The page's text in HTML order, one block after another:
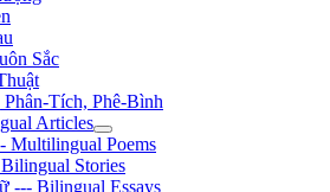
Sắc
Tích, Phê-Bình
Articles
Multilingual Poems
Stories
--- Bilingual Essays